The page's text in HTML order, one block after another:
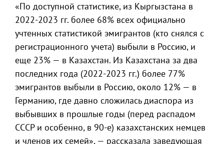
«По доступной статистике, из Кыргызстана в
2022-2023 гг. более 68% всех официально
учтенных статистикой эмигрантов (кто снялся с
регистрационного учета) выбыли в Россию, и
еще 23% — в Казахстан. Из Казахстана за два
последних года (2022-2023 гг.) более 77%
эмигрантов выбыли в Россию, около 12% — в
Германию, где давно сложилась диаспора из
выбывших в прошлые годы (перед распадом
СССР и особенно, в 90-е) казахстанских немцев
и членов их семей», — рассказала заведующая